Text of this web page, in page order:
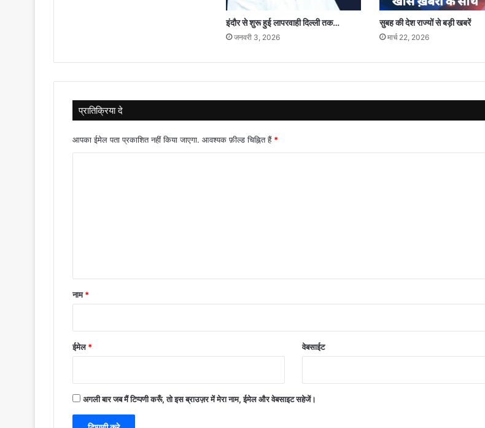
इंदौर से शुरू हुई लापरवाही दिल्ली तक…
जनवरी 3, 2026
सुबह की देश राज्यों से बड़ी खबरें
मार्च 22, 2026
प्रातिक्रिया दे
आपका ईमेल पता प्रकाशित नहीं किया जाएगा. आवश्यक फ़ील्ड चिह्नित हैं *
नाम*
ईमेल* वेबसाईट
अगली बार जब मैं टिप्पणी करूँ, तो इस ब्राउज़र में मेरा नाम, ईमेल और वेबसाइट सहेजें।